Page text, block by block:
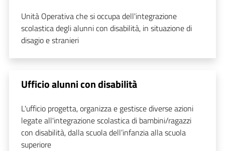
Unità Operativa che si occupa dell'integrazione
scolastica degli alunni con disabilità, in situazione di
disagio e stranieri
Ufficio alunni con disabilità
L'ufficio progetta, organizza e gestisce diverse azioni
legate all'integrazione scolastica di bambini/ragazzi
con disabilità, dalla scuola dell’infanzia alla scuola
superiore